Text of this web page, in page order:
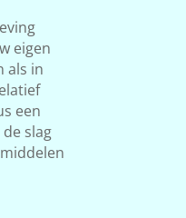
eigen
als in
een
slag